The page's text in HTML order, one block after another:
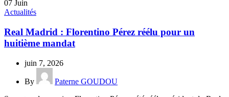
07 Juin
Actualités
Real Madrid : Florentino Pérez réélu pour un
huitième mandat
juin 7, 2026
By
Paterne GOUDOU